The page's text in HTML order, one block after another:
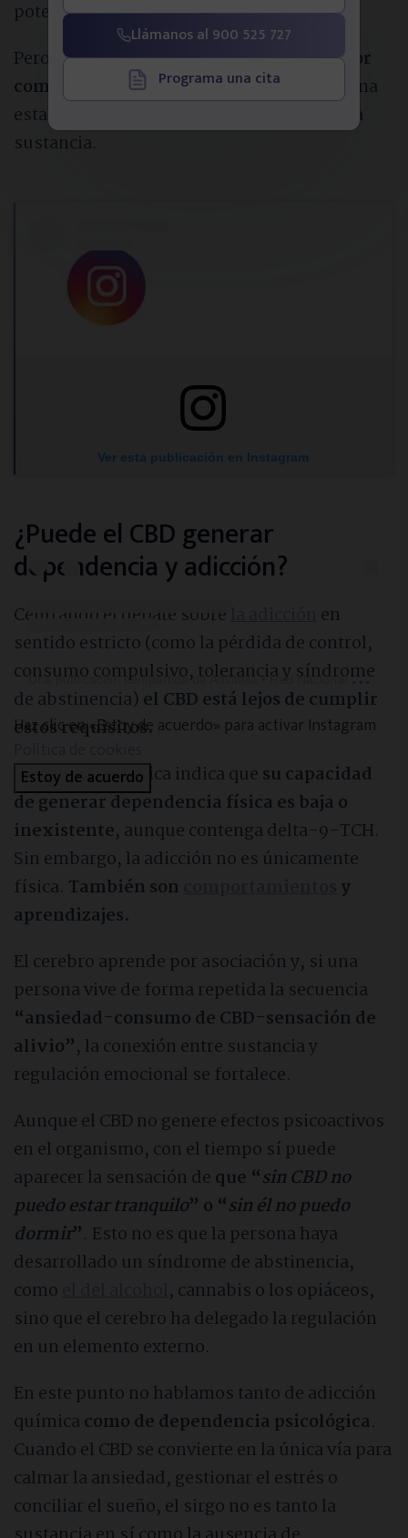
potencial de dependencia.
Pero la ausencia de euforia no elimina por
completo la posibilidadde que una persona
establezca una relación de necesidad con la
sustancia.
Ver esta publicación en Instagram
U
na publicación compartida de Adictalia • Red Nacional de Apoyo y Soluciones para Adicciones (@adictalia.es)
Haz clic en «Estoy de acuerdo» para activar Instagram
Estoy de acuerdo
¿Puede el CBD generar
dependencia y adicción?
Centrando el debate sobre
en
sentido estricto (como la pérdida de control,
consumo compulsivo, tolerancia y síndrome
de abstinencia) el CBD está lejos de cumplir
estos requisitos.
La evidencia clínica indica que su capacidad
de generar dependencia física es baja o
inexistente, aunque contenga delta-9-TCH.
Sin embargo, la adicción no es únicamente
física. También son
y
aprendizajes.
El cerebro aprende por asociación y, si una
persona vive de forma repetida la secuencia
“ansiedad-consumo de CBD-sensación de
alivio”, la conexión entre sustancia y
regulación emocional se fortalece.
Aunque el CBD no genere efectos psicoactivos
en el organismo, con el tiempo sí puede
aparecer la sensación de que “sin CBD no
puedo estar tranquilo” o “sin él no puedo
dormir”. Esto no es que la persona haya
desarrollado un síndrome de abstinencia,
como
, cannabis o los opiáceos,
sino que el cerebro ha delegado la regulación
en un elemento externo.
En este punto no hablamos tanto de adicción
química como de dependencia psicológica.
Cuando el CBD se convierte en la única vía para
calmar la ansiedad, gestionar el estrés o
conciliar el sueño, el sirgo no es tanto la
Llámanos al 900 525 727
Programa una cita